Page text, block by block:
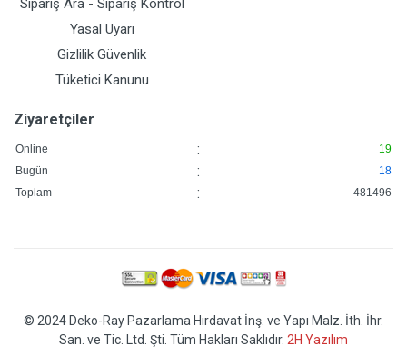
Sipariş Ara - Sipariş Kontrol
Yasal Uyarı
Gizlilik Güvenlik
Tüketici Kanunu
Ziyaretçiler
Online :
19
Bugün
:
18
Toplam
: 481496
© 2024 Deko-Ray Pazarlama Hırdavat İnş. ve Yapı Malz. İth. İhr.
San. ve Tic. Ltd. Şti. Tüm Hakları Saklıdır. 2H Yazılım